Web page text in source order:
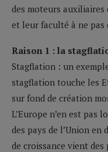
des moteurs auxiliaires
et leur faculté à ne pas
Raison 1 : la
Stagflation : un
stagflation touche les
sur fond de création
L’Europe n’en est pas
des pays de l’Union
de croissance vient des